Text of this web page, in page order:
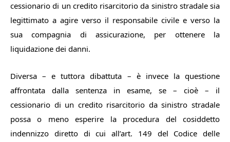
cessionario di un credito risarcitorio da sinistro stradale sia
legittimato a agire verso il responsabile civile e verso la
sua compagnia di assicurazione, per ottenere la
liquidazione dei danni.
Diversa – e tuttora dibattuta – è invece la questione
affrontata dalla sentenza in esame, se – cioè – il
cessionario di un credito risarcitorio da sinistro stradale
possa o meno esperire la procedura del cosiddetto
indennizzo diretto di cui all’art. 149 del Codice delle